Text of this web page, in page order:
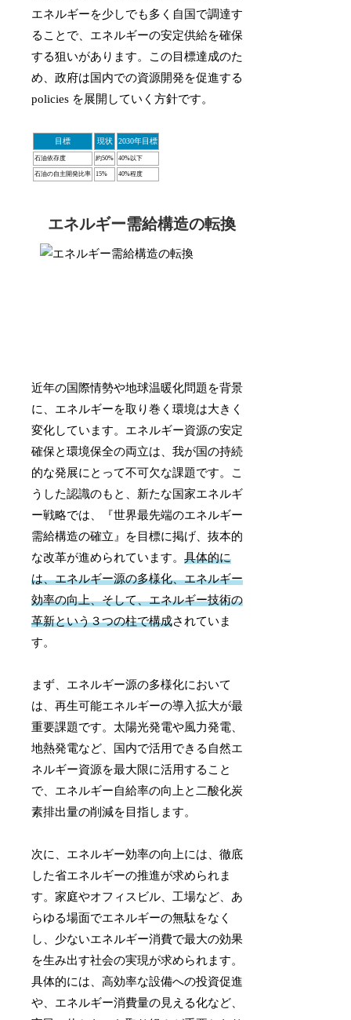
エネルギーを少しでも多く自国で調達す
ることで、エネルギーの安定供給を確保
する狙いがあります。この目標達成のた
め、政府は国内での資源開発を促進する
policies を展開していく方針です。
目標 現状 2030年目標
石油依存度 約50% 40%以下
石油の自主開発比率 15% 40%程度
エネルギー需給構造の転換
近年の国際情勢や地球温暖化問題を背景
に、エネルギーを取り巻く環境は大きく
変化しています。エネルギー資源の安定
確保と環境保全の両立は、我が国の持続
的な発展にとって不可欠な課題です。こ
うした認識のもと、新たな国家エネルギ
ー戦略では、『世界最先端のエネルギー
需給構造の確立』を目標に掲げ、抜本的
な改革が進められています。具体的に
は、エネルギー源の多様化、エネルギー
効率の向上、そして、エネルギー技術の
革新という３つの柱で構成されていま
す。
まず、エネルギー源の多様化において
は、再生可能エネルギーの導入拡大が最
重要課題です。太陽光発電や風力発電、
地熱発電など、国内で活用できる自然エ
ネルギー資源を最大限に活用すること
で、エネルギー自給率の向上と二酸化炭
素排出量の削減を目指します。
次に、エネルギー効率の向上には、徹底
した省エネルギーの推進が求められま
す。家庭やオフィスビル、工場など、あ
らゆる場面でエネルギーの無駄をなく
し、少ないエネルギー消費で最大の効果
を生み出す社会の実現が求められます。
具体的には、高効率な設備への投資促進
や、エネルギー消費量の見える化など、